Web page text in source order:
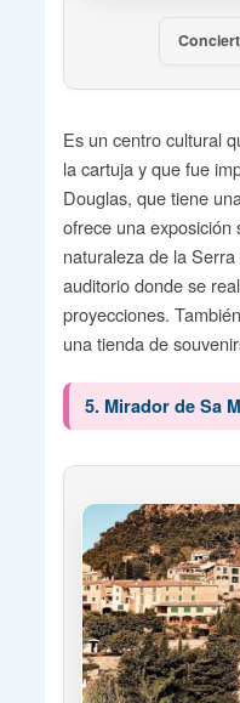
Es un centro cultural
la cartuja y que fue
Douglas, que tiene
ofrece una exposición
naturaleza de la
auditorio donde se
proyecciones.
una tienda de
5. Mirador de Sa